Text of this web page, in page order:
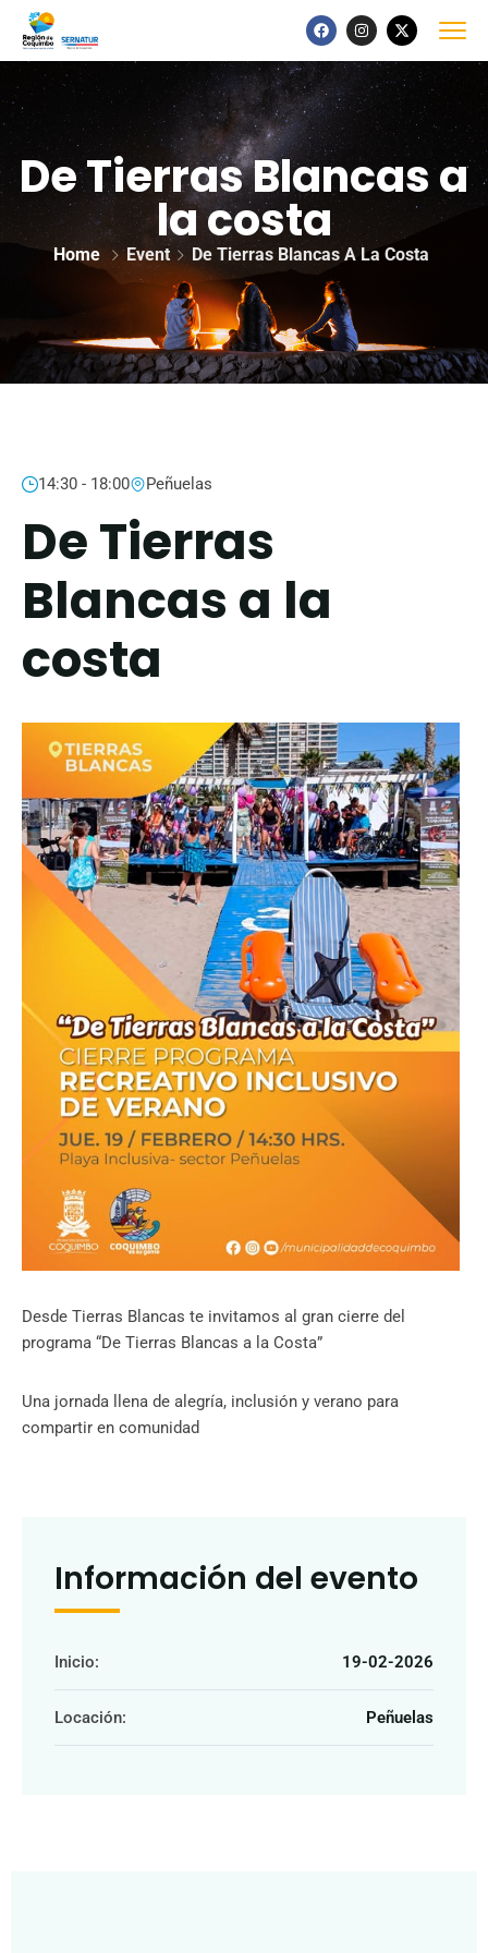
De Tierras Blancas a
la costa
Home Event De Tierras Blancas A La Costa
14:30 - 18:00 Peñuelas
De Tierras
Blancas a la
costa
Desde Tierras Blancas te invitamos al gran cierre del
programa “De Tierras Blancas a la Costa”
Una jornada llena de alegría, inclusión y verano para
compartir en comunidad
Información del evento
Inicio: 19-02-2026
Locación: Peñuelas